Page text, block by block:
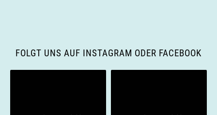
a
FOLGT UNS AUF INSTAGRAM ODER FACEBOOK